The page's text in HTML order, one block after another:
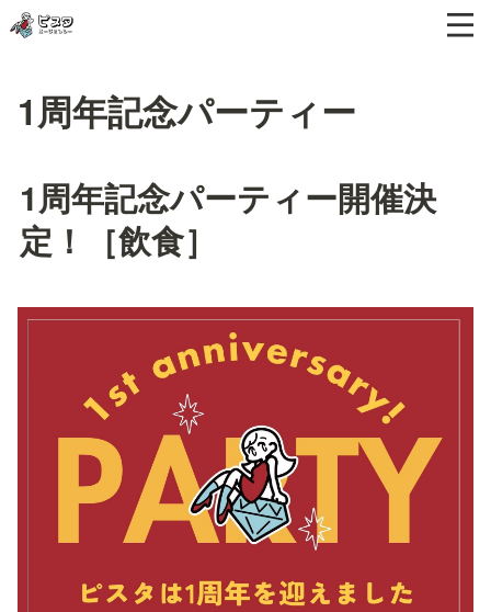
1周年記念パーティー
1周年記念パーティー開催決
定！［飲食］